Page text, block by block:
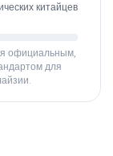
китайцев
официальным,
для